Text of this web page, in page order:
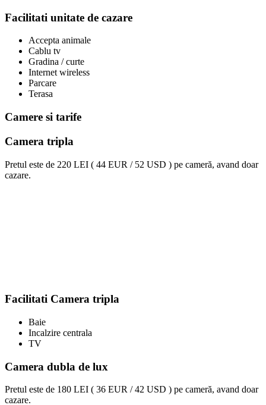
Facilitati unitate de cazare
Accepta animale
Cablu tv
Gradina / curte
Internet wireless
Parcare
Terasa
Camere si tarife
Camera tripla
Pretul este de 220 LEI ( 44 EUR / 52 USD ) pe cameră, avand doar
cazare.
Facilitati Camera tripla
Baie
Incalzire centrala
TV
Camera dubla de lux
Pretul este de 180 LEI ( 36 EUR / 42 USD ) pe cameră, avand doar
cazare.